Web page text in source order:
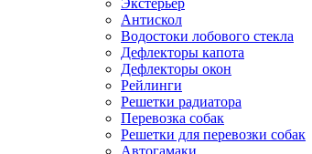
Экстерьер
Антискол
Водостоки лобового стекла
Дефлекторы капота
Дефлекторы окон
Рейлинги
Решетки радиатора
Перевозка собак
Решетки для перевозки собак
Автогамаки